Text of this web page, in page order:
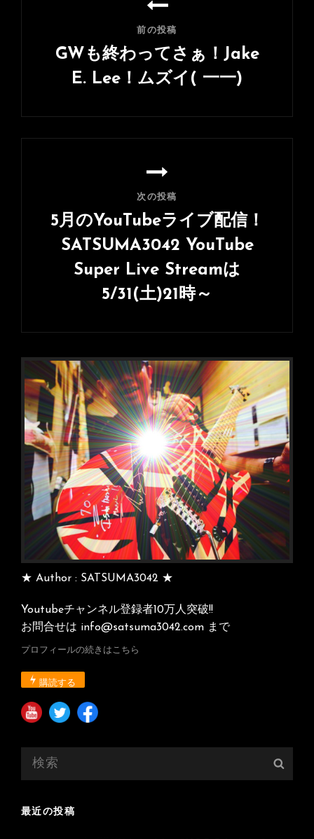
シ
ョ
前の投稿
GWも終わってさぁ！Jake
E. Lee！ムズイ( 一一)
の
次の投稿
5月のYouTubeライブ配信！
SATSUMA3042 YouTube
Super Live Streamは
5/31(土)21時～
の
稿
★ Author : SATSUMA3042 ★
Youtubeチャンネル登録者10万人突破!!
お問合せは info@satsuma3042.com まで
プロフィールの続きはこちら
購読する
索
最近の投稿